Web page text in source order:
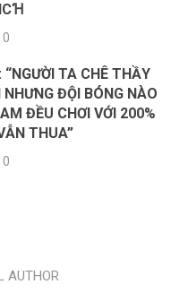
0
“NGƯỜI TA CHÊ THẦY
NHƯNG ĐỘI BÓNG NÀO
ĐỀU CHƠI VỚI 200%
THUA”
0
AUTHOR